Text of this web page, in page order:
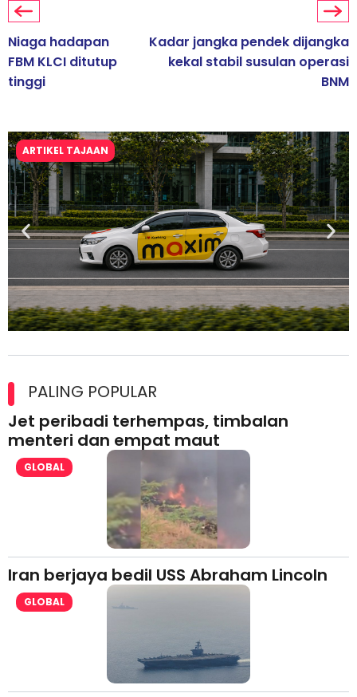
Niaga hadapan
FBM KLCI ditutup
tinggi
Kadar jangka pendek dijangka
kekal stabil susulan operasi
BNM
ARTIKEL TAJAAN
lesen separuh pertama 2026
PALING POPULAR
Jet peribadi terhempas, timbalan
menteri dan empat maut
GLOBAL
Iran berjaya bedil USS Abraham Lincoln
GLOBAL